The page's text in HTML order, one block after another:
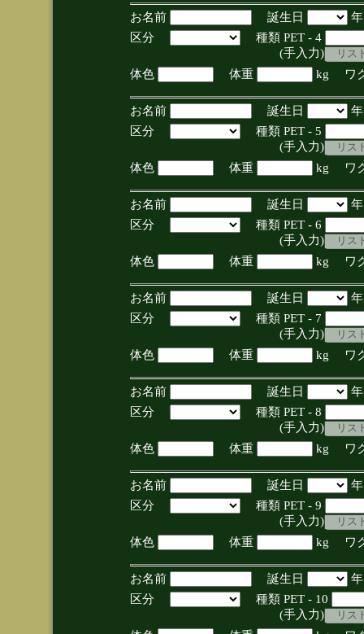
お名前 誕生日
区分
種類 PET - 4
(手入力)
体色
体重 kg ワ
お名前 誕生日
区分
種類 PET - 5
(手入力)
体色
体重 kg ワ
お名前 誕生日
区分
種類 PET - 6
(手入力)
体色
体重 kg ワ
お名前 誕生日
区分
種類 PET - 7
(手入力)
体色
体重 kg ワ
お名前 誕生日
区分
種類 PET - 8
(手入力)
体色
体重 kg ワ
お名前 誕生日
区分
種類 PET - 9
(手入力)
体色
体重 kg ワ
お名前 誕生日
区分
種類 PET - 10
(手入力)